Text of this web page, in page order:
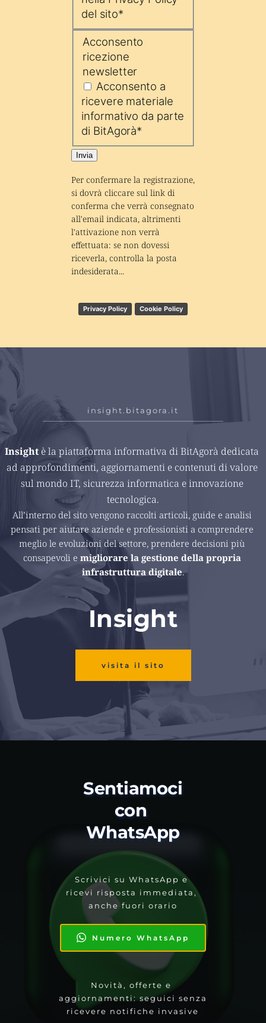
del sito*
Acconsento
ricezione
newsletter
Acconsento a
ricevere materiale
informativo da parte
di BitAgorà*
Invia
Per confermare la registrazione,
si dovrà cliccare sul link di
conferma che verrà consegnato
all'email indicata, altrimenti
l'attivazione non verrà
effettuata: se non dovessi
riceverla, controlla la posta
indesiderata...
Privacy Policy Cookie Policy
insight.bitagora.it
Insight è la piattaforma informativa di BitAgorà dedicata
ad approfondimenti, aggiornamenti e contenuti di valore
sul mondo IT, sicurezza informatica e innovazione
tecnologica.
All’interno del sito vengono raccolti articoli, guide e analisi
pensati per aiutare aziende e professionisti a comprendere
meglio le evoluzioni del settore, prendere decisioni più
consapevoli e migliorare la gestione della propria
infrastruttura digitale.
Insight
visita il sito
Sentiamoci
con
WhatsApp
Scrivici su WhatsApp e
ricevi risposta immediata,
anche fuori orario
Numero WhatsApp
Novità, offerte e
aggiornamenti: seguici senza
ricevere notifiche invasive